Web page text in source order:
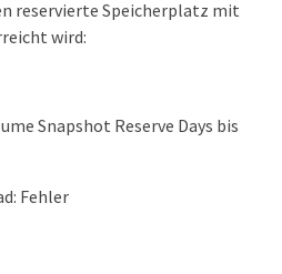
reservierte Speicherplatz mit
wird:
Snapshot Reserve Days bis
Fehler